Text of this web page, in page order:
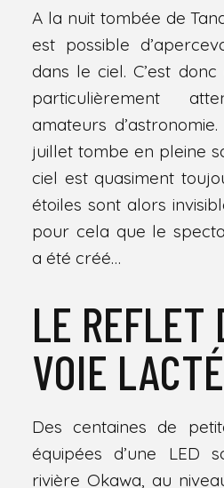
A la nuit tombée de
est possible
dans le ciel. C’est
particulièrement
amateurs
juillet tombe en pleine
ciel est quasiment
étoiles sont alors
pour cela que le
a été créé…
LE REFLET
VOIE
Des centaines de
équipées d’une LED
rivière Okawa, au